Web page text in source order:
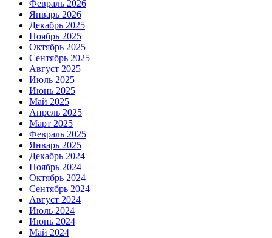
Февраль 2026
Январь 2026
Декабрь 2025
Ноябрь 2025
Октябрь 2025
Сентябрь 2025
Август 2025
Июль 2025
Июнь 2025
Май 2025
Апрель 2025
Март 2025
Февраль 2025
Январь 2025
Декабрь 2024
Ноябрь 2024
Октябрь 2024
Сентябрь 2024
Август 2024
Июль 2024
Июнь 2024
Май 2024